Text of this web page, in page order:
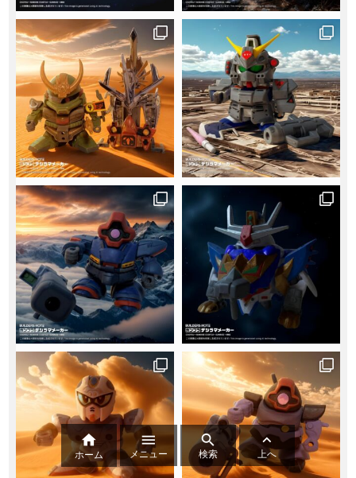

ホーム

メニュー

検索

上へ